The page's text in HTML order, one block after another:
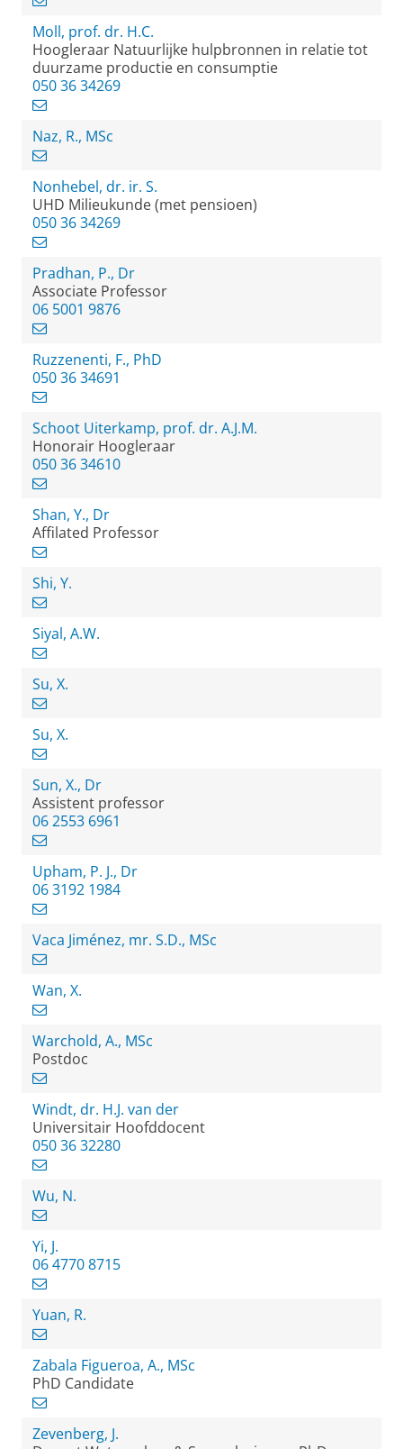
Moll, prof. dr. H.C.
Hoogleraar Natuurlijke hulpbronnen in relatie tot
duurzame productie en consumptie
050 36 34269
Naz, R., MSc
Nonhebel, dr. ir. S.
UHD Milieukunde (met pensioen)
050 36 34269
Pradhan, P., Dr
Associate Professor
06 5001 9876
Ruzzenenti, F., PhD
050 36 34691
Schoot Uiterkamp, prof. dr. A.J.M.
Honorair Hoogleraar
050 36 34610
Shan, Y., Dr
Affilated Professor
Shi, Y.
Siyal, A.W.
Su, X.
Su, X.
Sun, X., Dr
Assistent professor
06 2553 6961
Upham, P. J., Dr
06 3192 1984
Vaca Jiménez, mr. S.D., MSc
Wan, X.
Warchold, A., MSc
Postdoc
Windt, dr. H.J. van der
Universitair Hoofddocent
050 36 32280
Wu, N.
Yi, J.
06 4770 8715
Yuan, R.
Zabala Figueroa, A., MSc
PhD Candidate
Zevenberg, J.